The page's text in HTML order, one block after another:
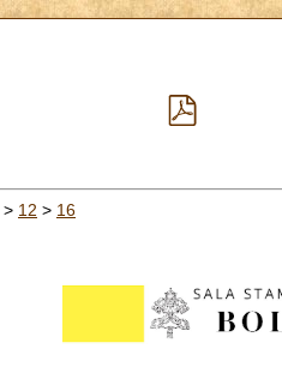
> 12 > 16